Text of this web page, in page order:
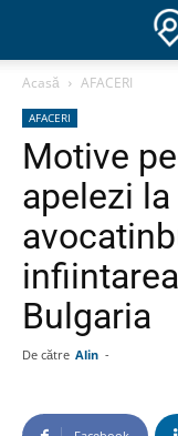
Acasă AFACERI
AFACERI
Motive
apelezi la
Bulgaria
De către Alin -